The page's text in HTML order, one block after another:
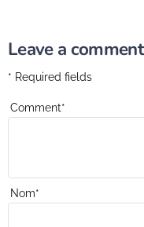
Leave a comment
* Required fields
Comment*
Nom*